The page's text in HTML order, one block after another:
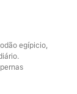
egípicio,